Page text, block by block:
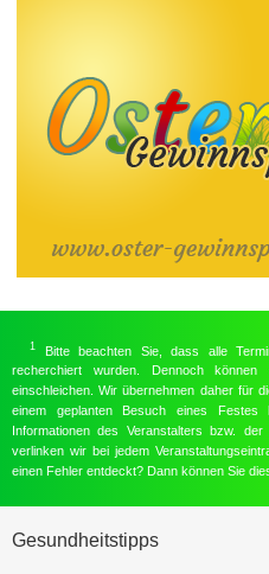
1
Bitte beachten Sie, dass alle
recherchiert wurden. Dennoch
einschleichen. Wir übernehmen daher für
einem geplanten Besuch eines Festes
Informationen des Veranstalters bzw.
verlinken wir bei jedem
einen Fehler entdeckt? Dann können Sie
Gesundheitstipps